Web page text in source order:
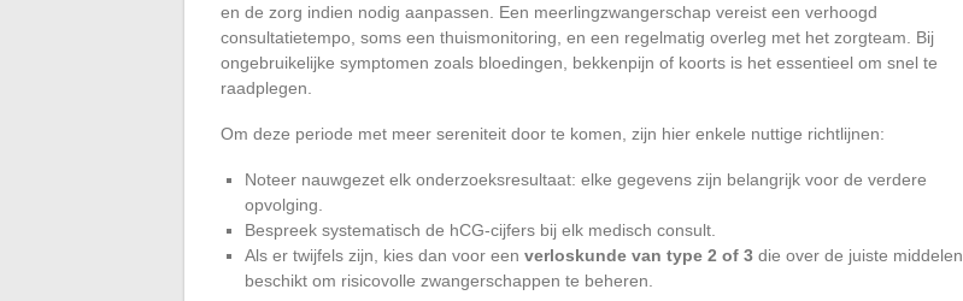
en de zorg indien nodig aanpassen. Een meerlingzwangerschap vereist een verhoogd
consultatietempo, soms een thuismonitoring, en een regelmatig overleg met het zorgteam. Bij
ongebruikelijke symptomen zoals bloedingen, bekkenpijn of koorts is het essentieel om snel te
raadplegen.
Om deze periode met meer sereniteit door te komen, zijn hier enkele nuttige richtlijnen:
Noteer nauwgezet elk onderzoeksresultaat: elke gegevens zijn belangrijk voor de verdere
opvolging.
Bespreek systematisch de hCG-cijfers bij elk medisch consult.
Als er twijfels zijn, kies dan voor een verloskunde van type 2 of 3 die over de juiste middelen
beschikt om risicovolle zwangerschappen te beheren.